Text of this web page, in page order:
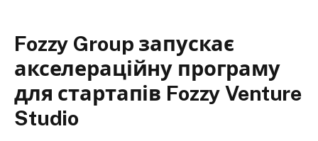
Fozzy Group запускає
акселераційну програму
для стартапів Fozzy Venture
Studio